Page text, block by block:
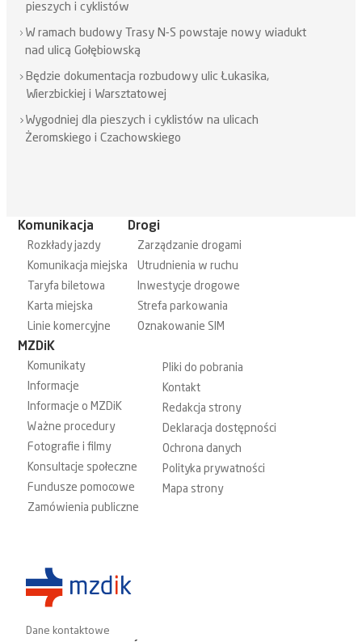
pieszych i cyklistów
W ramach budowy Trasy N-S powstaje nowy wiadukt
nad ulicą Gołębiowską
Będzie dokumentacja rozbudowy ulic Łukasika,
Wierzbickiej i Warsztatowej
Wygodniej dla pieszych i cyklistów na ulicach
Żeromskiego i Czachowskiego
Komunikacja
Rozkłady jazdy
Komunikacja miejska
Taryfa biletowa
Karta miejska
Linie komercyjne
Drogi
Zarządzanie drogami
Utrudnienia w ruchu
Inwestycje drogowe
Strefa parkowania
Oznakowanie SIM
MZDiK
Komunikaty
Informacje
Informacje o MZDiK
Ważne procedury
Fotografie i filmy
Konsultacje społeczne
Fundusze pomocowe
Zamówienia publiczne
Pliki do pobrania
Kontakt
Redakcja strony
Deklaracja dostępności
Ochrona danych
Polityka prywatności
Mapa strony
Dane kontaktowe